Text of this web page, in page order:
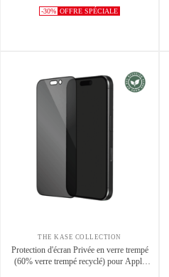
-30% OFFRE SPÉCIALE
THE KASE COLLECTION
Protection d'écran Privée en verre trempé
(60% verre trempé recyclé) pour Apple